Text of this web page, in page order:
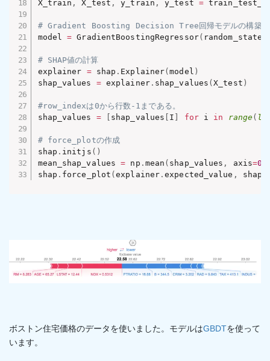
X_train , X_test , y_train , y_test =
# Gradient Boosting Decision Tree回帰モデルの構築
model = GradientBoostingRegressor( random_state
# SHAP値の計算
explainer = shap . Explainer(model )
shap_values = explainer. shap_values (X_test )
#row_indexは0から行数-1まである。
shap_values = shap_values I for i in range(
# force_plotの作成
shap . initjs ( )
mean_shap_values = np . mean ( shap_values , axis=0
shap . force_plot (explainer .expected_value ,
ボストン住宅価格のデータを使いました。モデルはGBDTを使って
います。